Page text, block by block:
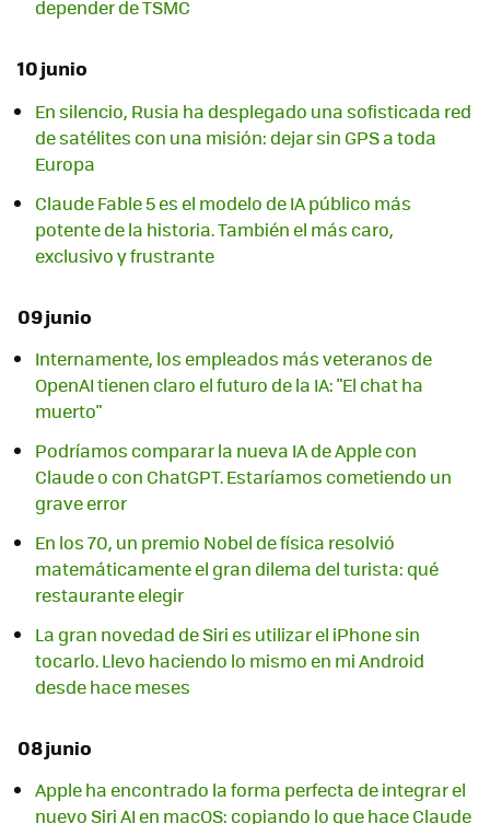
depender de TSMC
10 junio
En silencio, Rusia ha desplegado una sofisticada red
de satélites con una misión: dejar sin GPS a toda
Europa
Claude Fable 5 es el modelo de IA público más
potente de la historia. También el más caro,
exclusivo y frustrante
09 junio
Internamente, los empleados más veteranos de
OpenAI tienen claro el futuro de la IA: "El chat ha
muerto"
Podríamos comparar la nueva IA de Apple con
Claude o con ChatGPT. Estaríamos cometiendo un
grave error
En los 70, un premio Nobel de física resolvió
matemáticamente el gran dilema del turista: qué
restaurante elegir
La gran novedad de Siri es utilizar el iPhone sin
tocarlo. Llevo haciendo lo mismo en mi Android
desde hace meses
08 junio
Apple ha encontrado la forma perfecta de integrar el
nuevo Siri AI en macOS: copiando lo que hace Claude